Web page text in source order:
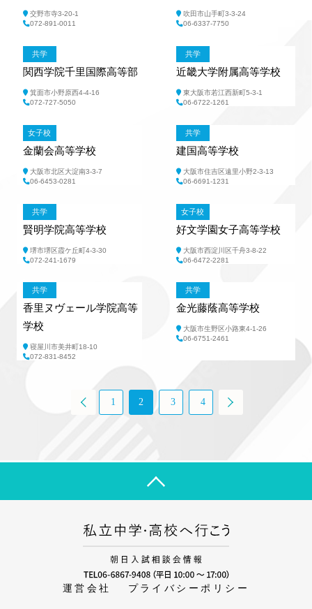
交野市寺3-20-1
072-891-0011
吹田市山手町3-3-24
06-6337-7750
共学
関西学院千里国際高等部
箕面市小野原西4-4-16
072-727-5050
共学
近畿大学附属高等学校
東大阪市若江西新町5-3-1
06‐6722-1261
女子校
金蘭会高等学校
大阪市北区大淀南3-3-7
06‐6453-0281
共学
建国高等学校
大阪市住吉区遠里小野2-3-13
06-6691-1231
共学
賢明学院高等学校
堺市堺区霞ケ丘町4-3-30
072-241-1679
女子校
好文学園女子高等学校
大阪市西淀川区千舟3-8-22
06-6472-2281
共学
香里ヌヴェール学院高等
学校
寝屋川市美井町18-10
072-831-8452
共学
金光藤蔭高等学校
大阪市生野区小路東4-1-26
06‐6751‐2461
前 1 2 3 4 次
運営会社 プライバシーポリシー